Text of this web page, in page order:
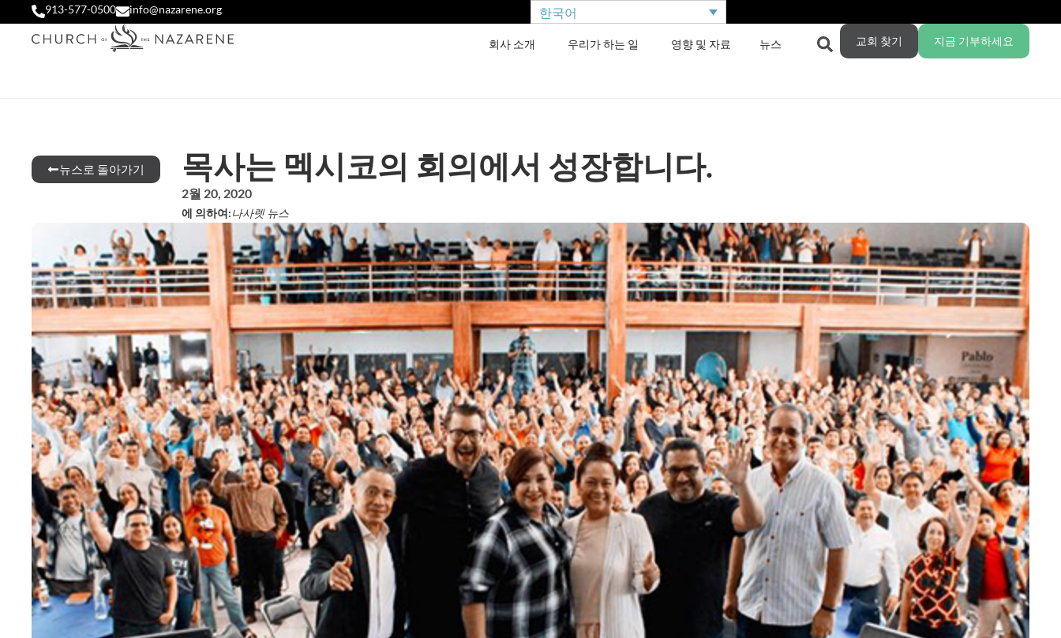
913-577-0500 info@nazarene.org 한국어
회사 소개 우리가 하는 일 영향 및 자료 뉴스 교회 찾기 지금 기부하세요
뉴스로 돌아가기 목사는 멕시코의 회의에서 성장합니다.
2월 20, 2020
에 의하여:나사렛 뉴스